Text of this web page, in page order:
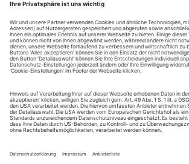
Komponisten und die interessantesten
internationalen Musiklebens. Die
animiert zu Opernreisen in alle Welt.
Sie erhalten Zugang zum Online-Archiv
und können sowohl das aktuelle ePaper
ePaper-Archiv über Ihren Account auf
theaterverlag.de einsehen. Zugang zur
Das Abonnement hat eine Laufzeit von
verlängert sich jeweils um einen
es nicht vom Kunden auf der Seite „Mein
Bestellungen“ auf www.der-